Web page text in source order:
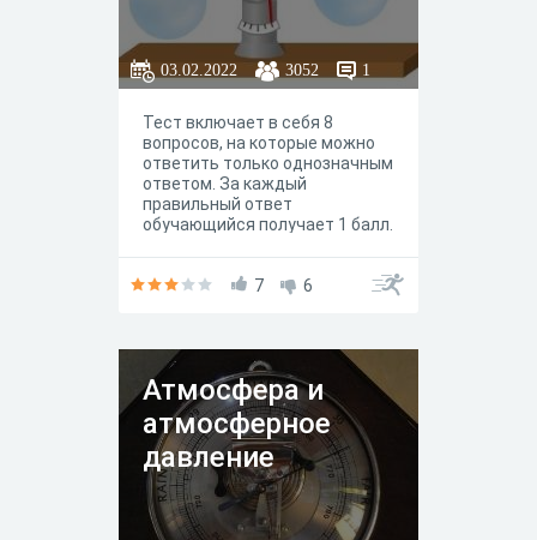
03.02.2022 3052 1
Тест включает в себя 8
вопросов, на которые можно
ответить только однозначным
ответом. За каждый
правильный ответ
обучающийся получает 1 балл.
7 6
Атмосфера и
атмосферное
давление